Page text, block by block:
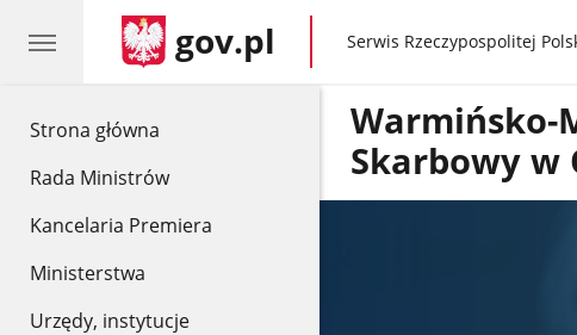
Strona główna
Rada Ministrów
Kancelaria Premiera
Ministerstwa
Urzędy, instytucje
gov.pl gov.pl
Serwis Rzeczypospolitej
Warmińsko-
Skarbowy w